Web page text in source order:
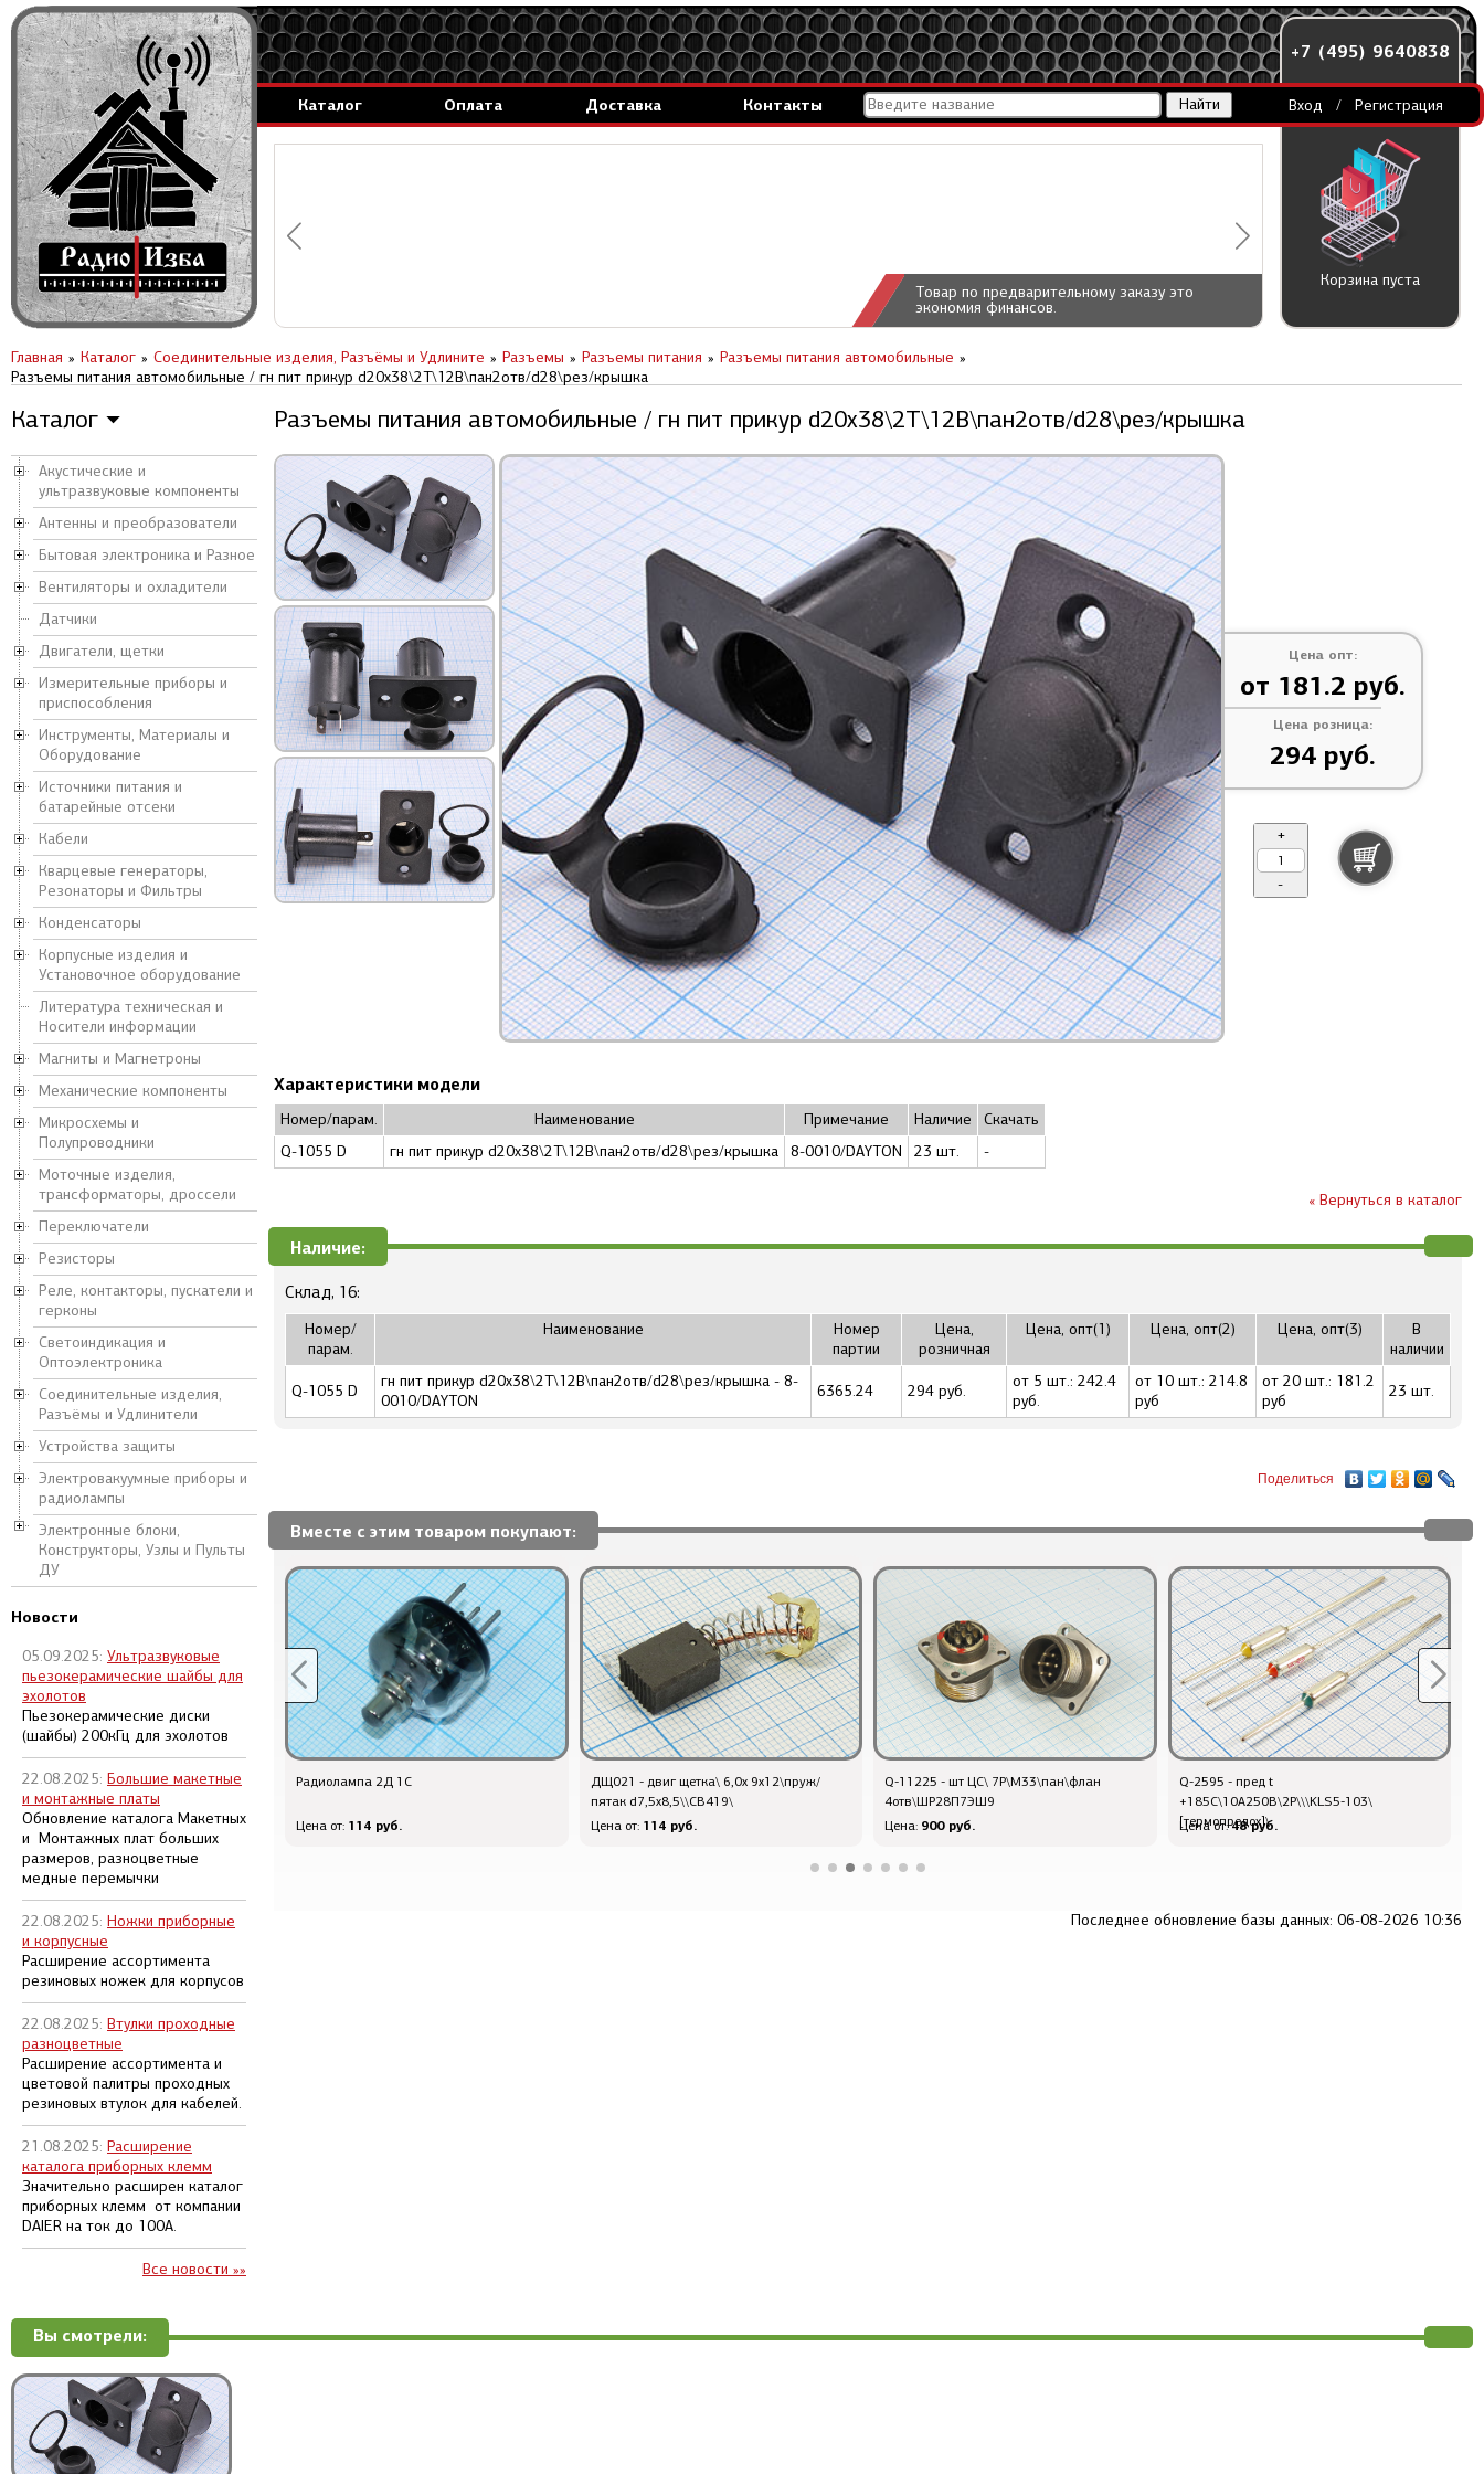
Каталог Оплата Доставка Контакты
генераторы.
за 1 день.
Товар по предварительному заказу это
экономия финансов.
+7 (495) 9640838
Вход / Регистрация
Корзина пуста
Каталог ▼
Акустические и
ультразвуковые компоненты
Антенны и преобразователи
Бытовая электроника и Разное
Вентиляторы и охладители
Датчики
Двигатели, щетки
Измерительные приборы и
приспособления
Инструменты, Материалы и
Оборудование
Источники питания и
батарейные отсеки
Кабели
Кварцевые генераторы,
Резонаторы и Фильтры
Конденсаторы
Корпусные изделия и
Установочное оборудование
Литература техническая и
Носители информации
Магниты и Магнетроны
Механические компоненты
Микросхемы и
Полупроводники
Моточные изделия,
трансформаторы, дроссели
Переключатели
Резисторы
Реле, контакторы, пускатели и
герконы
Светоиндикация и
Оптоэлектроника
Соединительные изделия,
Разъёмы и Удлинители
Устройства защиты
Электровакуумные приборы и
радиолампы
Электронные блоки,
Конструкторы, Узлы и Пульты
ДУ
Новости
05.09.2025: Ультразвуковые
пьезокерамические шайбы для
эхолотов
Пьезокерамические диски
(шайбы) 200кГц для эхолотов
22.08.2025: Большие макетные
и монтажные платы
Обновление каталога Макетных
и Монтажных плат больших
размеров, разноцветные
медные перемычки
22.08.2025: Ножки приборные
и корпусные
Расширение ассортимента
резиновых ножек для корпусов
22.08.2025: Втулки проходные
разноцветные
Расширение ассортимента и
цветовой палитры проходных
резиновых втулок для кабелей.
21.08.2025: Расширение
каталога приборных клемм
Значительно расширен каталог
приборных клемм от компании
DAIER на ток до 100А.
Все новости »»
Разъемы питания автомобильные / гн пит прикур d20x38\2T\12В\пан2отв/d28\рез/крышка
Главная Каталог Соединительные изделия, Разъёмы и Удлините Разъемы Разъемы питания
Разъемы питания автомобильные
Разъемы питания автомобильные / гн пит прикур d20x38\2T\12В\пан2отв/d28\рез/крышка
Цена опт:
от 181.2 руб.
Цена розница:
294 руб.
+
-
Характеристики модели
Номер/парам. Наименование Примечание Наличие
Скачать
Q-1055 D
гн пит прикур d20x38\2T\12В\пан2отв/d28\рез/крышка 8-0010/DAYTON 23 шт. -
« Вернуться в каталог
Наличие:
Склад, 16:
Номер/
парам.
Наименование
Номер
партии
Цена,
розничная
Цена, опт(1) Цена, опт(2) Цена, опт(3)
В
наличии
Q-1055 D
гн пит прикур d20x38\2T\12В\пан2отв/d28\рез/крышка - 8-
0010/DAYTON
6365.24 294 руб.
от 5 шт.: 242.4
руб.
от 10 шт.: 214.8
руб
от 20 шт.: 181.2
руб
23 шт.
Поделиться
Вместе с этим товаром покупают:
Q-13837 - охладитель 30x 17x
16\F07\\Al\чер\HS213-30\
Цена от:48 руб.
Радиолампа 2Д 1С
Цена от: 114 руб.
ДЩ021 - двиг щетка\ 6,0x 9x12\пруж/
пятак d7,5x8,5\\CB419\
Цена от: 114 руб.
Q-11225 - шт ЦС\ 7P\М33\пан\флан
4отв\ШР28П7ЭШ9
Цена: 900 руб.
Q-2595 - пред t
+185C\10А250В\2P\\\KLS5-103\
[термопредох]\
Цена от:48 руб.
Последнее обновление базы данных: 06-08-2026 10:36
Вы смотрели: